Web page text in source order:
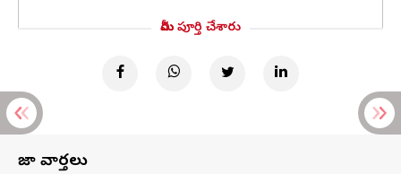
మీరు పూర్తి చేశారు
తాజా వార్తలు